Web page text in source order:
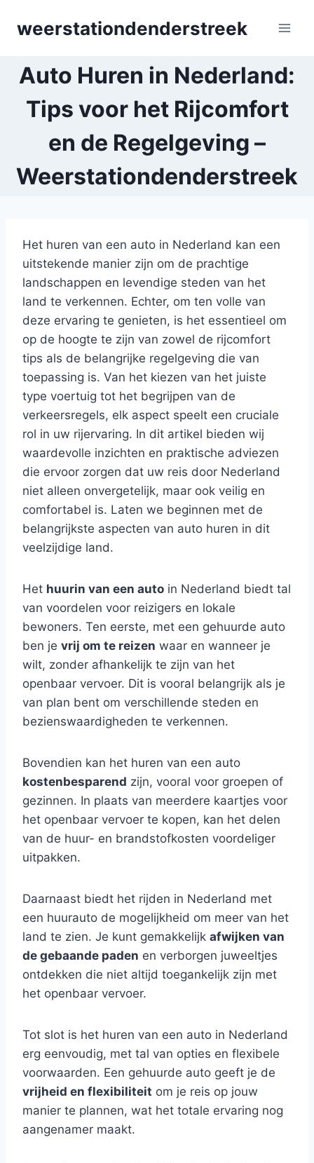
weerstationdenderstreek
Auto Huren in Nederland:
Tips voor het Rijcomfort
en de Regelgeving –
Weerstationdenderstreek
Het huren van een auto in Nederland kan een
uitstekende manier zijn om de prachtige
landschappen en levendige steden van het
land te verkennen. Echter, om ten volle van
deze ervaring te genieten, is het essentieel om
op de hoogte te zijn van zowel de rijcomfort
tips als de belangrijke regelgeving die van
toepassing is. Van het kiezen van het juiste
type voertuig tot het begrijpen van de
verkeersregels, elk aspect speelt een cruciale
rol in uw rijervaring. In dit artikel bieden wij
waardevolle inzichten en praktische adviezen
die ervoor zorgen dat uw reis door Nederland
niet alleen onvergetelijk, maar ook veilig en
comfortabel is. Laten we beginnen met de
belangrijkste aspecten van auto huren in dit
veelzijdige land.
Het huurin van een auto in Nederland biedt tal
van voordelen voor reizigers en lokale
bewoners. Ten eerste, met een gehuurde auto
ben je vrij om te reizen waar en wanneer je
wilt, zonder afhankelijk te zijn van het
openbaar vervoer. Dit is vooral belangrijk als je
van plan bent om verschillende steden en
bezienswaardigheden te verkennen.
Bovendien kan het huren van een auto
kostenbesparend zijn, vooral voor groepen of
gezinnen. In plaats van meerdere kaartjes voor
het openbaar vervoer te kopen, kan het delen
van de huur- en brandstofkosten voordeliger
uitpakken.
Daarnaast biedt het rijden in Nederland met
een huurauto de mogelijkheid om meer van het
land te zien. Je kunt gemakkelijk afwijken van
de gebaande paden en verborgen juweeltjes
ontdekken die niet altijd toegankelijk zijn met
het openbaar vervoer.
Tot slot is het huren van een auto in Nederland
erg eenvoudig, met tal van opties en flexibele
voorwaarden. Een gehuurde auto geeft je de
vrijheid en flexibiliteit om je reis op jouw
manier te plannen, wat het totale ervaring nog
aangenamer maakt.